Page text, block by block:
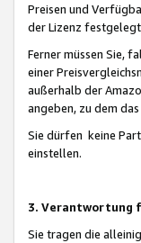
Preisen und
der Lizenz
Ferner müssen Sie,
einer
außerhalb der
angeben, zu dem
Sie dürfen keine
einstellen.
3. Verantwortung
Sie tragen die